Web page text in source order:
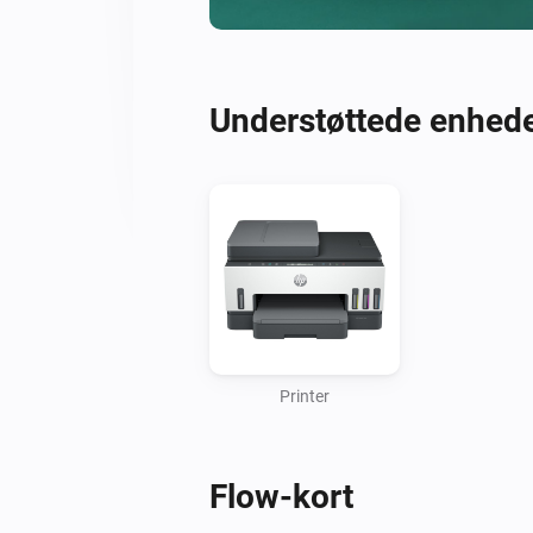
Understøttede
Printer
Flow-kort